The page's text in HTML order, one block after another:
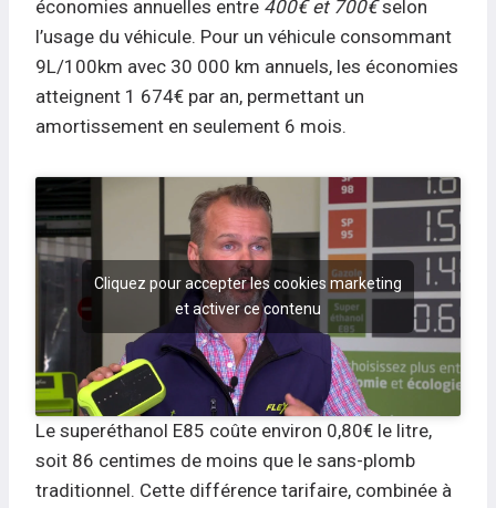
économies annuelles entre 400€ et 700€selon
l’usage du véhicule. Pour un véhicule consommant
9L/100km avec 30 000 km annuels, les économies
atteignent 1 674€ par an, permettant un
amortissement en seulement 6 mois.
Cliquez pour accepter les cookies marketing
et activer ce contenu
Le superéthanol E85 coûte environ 0,80€ le litre,
soit 86 centimes de moins que le sans-plomb
traditionnel. Cette différence tarifaire, combinée à